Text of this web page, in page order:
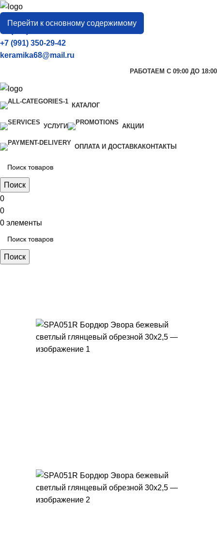
Перейти к основному содержимому
город
Тамбов
+7 (906) 657-33-54
+7 (991) 350-29-42
keramika68@mail.ru
РАБОТАЕМ С 09:00 ДО 18:00
КАТАЛОГ
УСЛУГИ АКЦИИ
ОПЛАТА И ДОСТАВКАКОНТАКТЫ
Поиск
0
0
0 элементы
Поиск